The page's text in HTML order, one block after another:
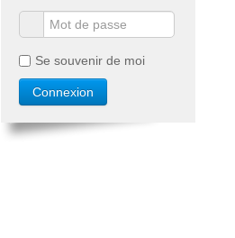
Se souvenir de moi